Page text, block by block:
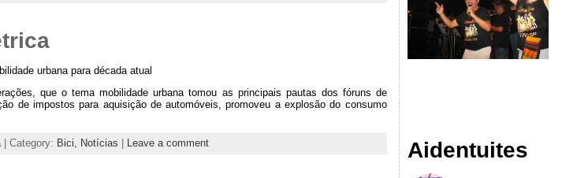
urbana para década atual
que o tema mobilidade urbana tomou as principais pautas dos fóruns de
de impostos para aquisição de automóveis, promoveu a explosão do consumo
| Category: Bici, Notícias Leave a comment Aidentuites